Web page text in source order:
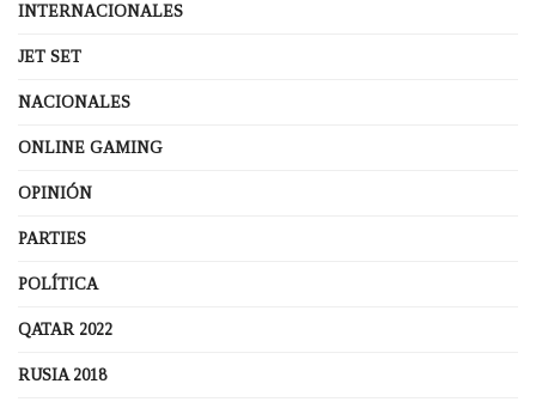
INTERNACIONALES
JET SET
NACIONALES
ONLINE GAMING
OPINIÓN
PARTIES
POLÍTICA
QATAR 2022
RUSIA 2018